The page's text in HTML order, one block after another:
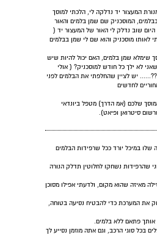
המעצור יד נדלקה לי, הלכתי למוסך
המוסכניק שם שמן בלמים והאור
שוב נדלק לי האור של המעצור יד (
לאותו מוסכניק והוא שם לי שמן בבלמים
שימלא שמן בלמים, האם יכול להיות שיש
לא ילך כל חודש למוסכניק? ( אולי
יש לציין שהחלפתי את הבלמים לפני
לחדשים
שלכם (אמ הדרך) מטפל ביונדאי
סיטרואן ופיאט).
שלו במיכל יורד ככל שרפידות הבלמים
שהרפידות נשחקו לחלוטין תדלק הנורה
מאיזה שהוא מקום, ולדעתי אפילו מסוכן
את המערכת כדי להבטיח נסיעה בטוחה,
פתאם ללא בלמים.
בכל סוגי הרכב, וגם אתה מוזמן נסייע לך